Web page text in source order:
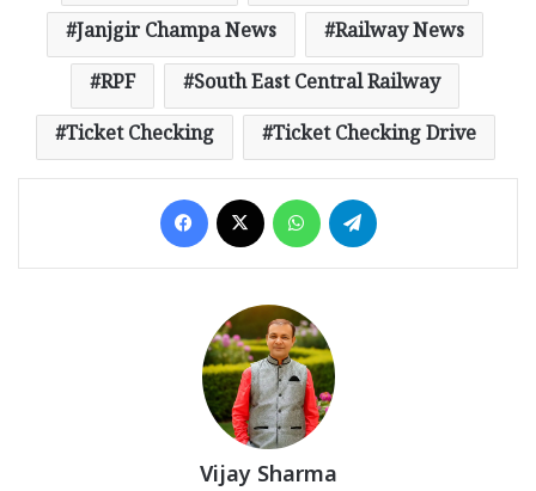
Janjgir Champa News
Railway News
RPF
South East Central Railway
Ticket Checking
Ticket Checking Drive
Facebook WhatsApp
Vijay Sharma